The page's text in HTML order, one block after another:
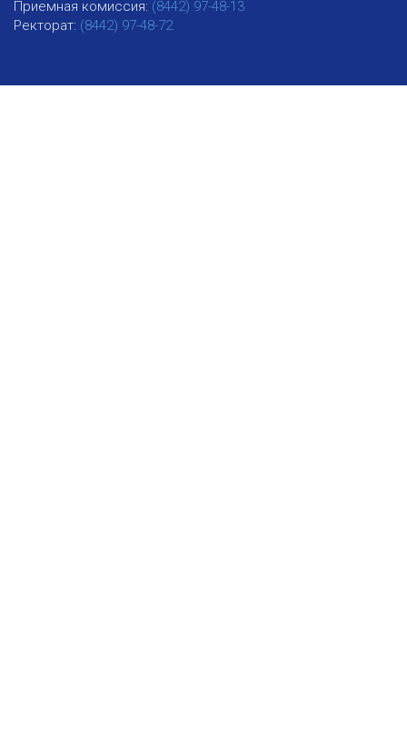
Приемная комиссия: (8442) 97-48-13
Ректорат: (8442) 97-48-72